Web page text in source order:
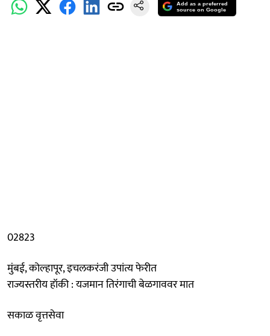
Add as a preferred
source on Google
02823
मुंबई, कोल्हापूर, इचलकरंजी उपांत्य फेरीत
राज्यस्तरीय हॉकी : यजमान तिरंगाची बेळगाववर मात
सकाळ वृत्तसेवा